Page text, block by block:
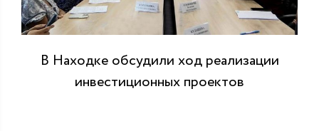
В Находке обсудили ход реализации
инвестиционных проектов